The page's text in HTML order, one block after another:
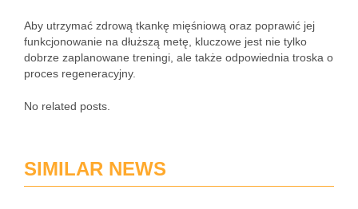
Aby utrzymać zdrową tkankę mięśniową oraz poprawić jej
funkcjonowanie na dłuższą metę, kluczowe jest nie tylko
dobrze zaplanowane treningi, ale także odpowiednia troska o
proces regeneracyjny.
No related posts.
SIMILAR NEWS